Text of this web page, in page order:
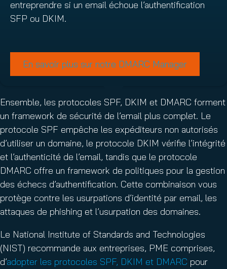
entreprendre si un email échoue l’authentification
SFP ou DKIM.
En savoir plus sur notre DMARC Manager
Ensemble, les protocoles SPF, DKIM et DMARC forment
un framework de sécurité de l’email plus complet. Le
protocole SPF empêche les expéditeurs non autorisés
d’utiliser un domaine, le protocole DKIM vérifie l’intégrité
et l’authenticité de l’email, tandis que le protocole
DMARC offre un framework de politiques pour la gestion
des échecs d’authentification. Cette combinaison vous
protège contre les usurpations d’identité par email, les
attaques de phishing et l’usurpation des domaines.
Le National Institute of Standards and Technologies
(NIST) recommande aux entreprises, PME comprises,
d’adopter les protocoles SPF, DKIM et DMARC pour